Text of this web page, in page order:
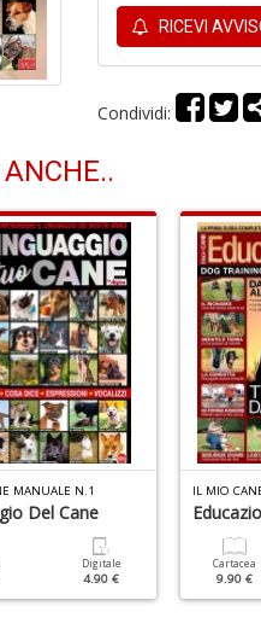
RICEVI
Condividi:
MANUALE N.1
Del Cane
Digitale
4.90 €
IL MIO
Cartacea
9.90 €